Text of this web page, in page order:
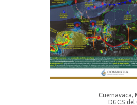
Cuernavaca,
DGCS